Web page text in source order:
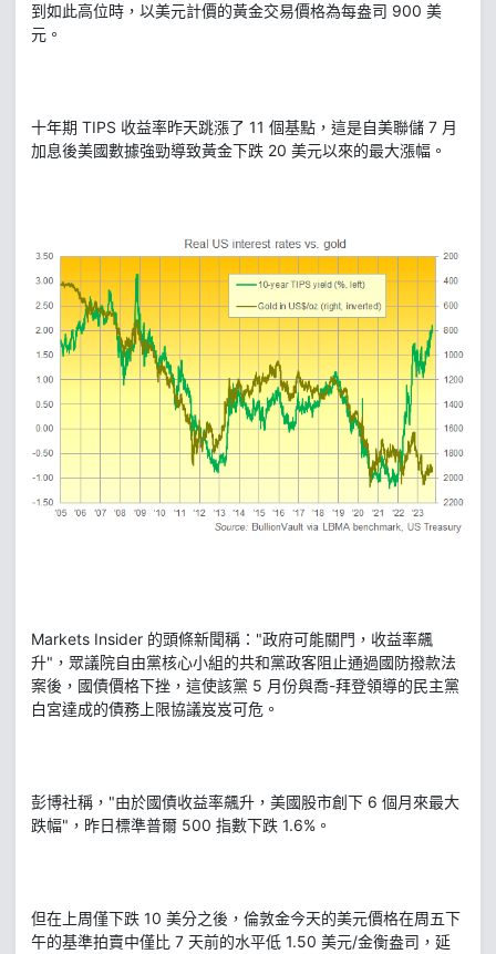
到如此高位時，以美元計價的黃金交易價格為每盎司 900 美
元。
十年期 TIPS 收益率昨天跳漲了 11 個基點，這是自美聯儲 7 月
加息後美國數據強勁導致黃金下跌 20 美元以來的最大漲幅。
Markets Insider 的頭條新聞稱："政府可能關門，收益率飆
升"，眾議院自由黨核心小組的共和黨政客阻止通過國防撥款法
案後，國債價格下挫，這使該黨 5 月份與喬-拜登領導的民主黨
白宮達成的債務上限協議岌岌可危。
彭博社稱，"由於國債收益率飆升，美國股市創下 6 個月來最大
跌幅"，昨日標準普爾 500 指數下跌 1.6%。
但在上周僅下跌 10 美分之後，倫敦金今天的美元價格在周五下
午的基準拍賣中僅比 7 天前的水平低 1.50 美元/金衡盎司，延